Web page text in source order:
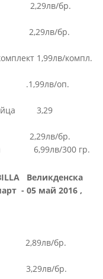
2,29лв/бр.
2,29лв/бр.
1,99лв/компл.
.1,99лв/оп.
яйца 3,29
2,29лв/бр.
6,99лв/300 гр.
Великденска
- 05 май 2016 ,
2,89лв/бр.
3,29лв/бр.